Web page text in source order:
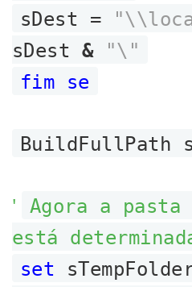
sDest =
sDest &
"\"
fim se
BuildFullPath
'
Agora a pasta
está
set